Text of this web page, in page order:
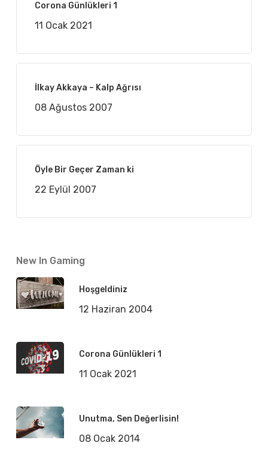
Corona Günlükleri 1
11 Ocak 2021
İlkay Akkaya – Kalp Ağrısı
08 Ağustos 2007
Öyle Bir Geçer Zaman ki
22 Eylül 2007
New In Gaming
Hoşgeldiniz
12 Haziran 2004
Corona Günlükleri 1
11 Ocak 2021
Unutma, Sen Değerlisin!
08 Ocak 2014